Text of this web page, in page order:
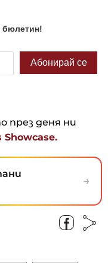
през деня ни
Showcase.
→